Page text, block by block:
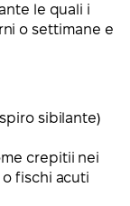
le quali i
o settimane e
sibilante)
crepitii nei
fischi acuti